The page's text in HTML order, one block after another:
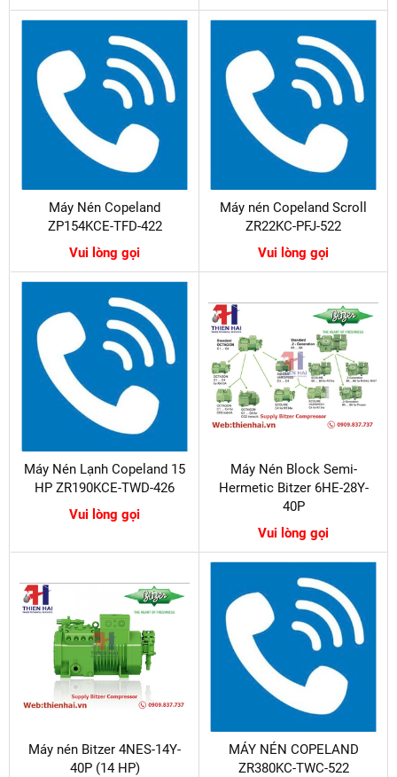
Máy Nén Copeland
ZP154KCE-TFD-422
Vui lòng gọi
Máy nén Copeland Scroll
ZR22KC-PFJ-522
Vui lòng gọi
Máy Nén Lạnh Copeland 15
HP ZR190KCE-TWD-426
Vui lòng gọi
Máy Nén Block Semi-
Hermetic Bitzer 6HE-28Y-
40P
Vui lòng gọi
Máy nén Bitzer 4NES-14Y-
40P (14 HP)
MÁY NÉN COPELAND
ZR380KC-TWC-522